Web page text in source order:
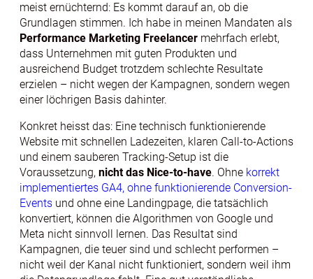
meist ernüchternd: Es kommt darauf an, ob die
Grundlagen stimmen. Ich habe in meinen Mandaten als
Performance Marketing Freelancer mehrfach erlebt,
dass Unternehmen mit guten Produkten und
ausreichend Budget trotzdem schlechte Resultate
erzielen – nicht wegen der Kampagnen, sondern wegen
einer löchrigen Basis dahinter.
Konkret heisst das: Eine technisch funktionierende
Website mit schnellen Ladezeiten, klaren Call-to-Actions
und einem sauberen Tracking-Setup ist die
Voraussetzung, nicht das Nice-to-have. Ohne korrekt
implementiertes GA4, ohne funktionierende Conversion-
Events und ohne eine Landingpage, die tatsächlich
konvertiert, können die Algorithmen von Google und
Meta nicht sinnvoll lernen. Das Resultat sind
Kampagnen, die teuer sind und schlecht performen –
nicht weil der Kanal nicht funktioniert, sondern weil ihm